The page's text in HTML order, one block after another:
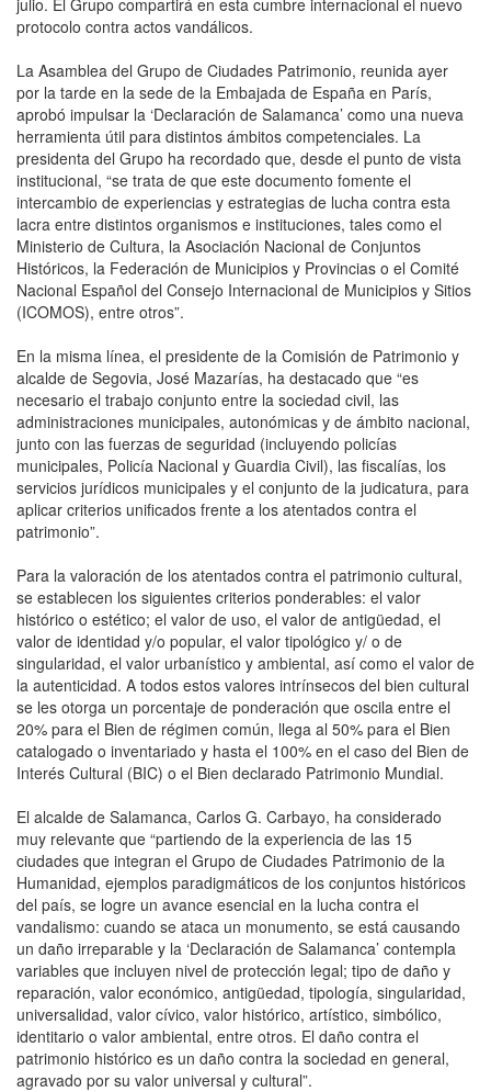
protocolo contra actos vandálicos.
La Asamblea del Grupo de Ciudades Patrimonio, reunida ayer
por la tarde en la sede de la Embajada de España en París,
aprobó impulsar la ‘Declaración de Salamanca’ como una nueva
herramienta útil para distintos ámbitos competenciales. La
presidenta del Grupo ha recordado que, desde el punto de vista
institucional, “se trata de que este documento fomente el
intercambio de experiencias y estrategias de lucha contra esta
lacra entre distintos organismos e instituciones, tales como el
Ministerio de Cultura, la Asociación Nacional de Conjuntos
Históricos, la Federación de Municipios y Provincias o el Comité
Nacional Español del Consejo Internacional de Municipios y Sitios
(ICOMOS), entre otros”.
En la misma línea, el presidente de la Comisión de Patrimonio y
alcalde de Segovia, José Mazarías, ha destacado que “es
necesario el trabajo conjunto entre la sociedad civil, las
administraciones municipales, autonómicas y de ámbito nacional,
junto con las fuerzas de seguridad (incluyendo policías
municipales, Policía Nacional y Guardia Civil), las fiscalías, los
servicios jurídicos municipales y el conjunto de la judicatura, para
aplicar criterios unificados frente a los atentados contra el
patrimonio”.
Para la valoración de los atentados contra el patrimonio cultural,
se establecen los siguientes criterios ponderables: el valor
histórico o estético; el valor de uso, el valor de antigüedad, el
valor de identidad y/o popular, el valor tipológico y/ o de
singularidad, el valor urbanístico y ambiental, así como el valor de
la autenticidad. A todos estos valores intrínsecos del bien cultural
se les otorga un porcentaje de ponderación que oscila entre el
20% para el Bien de régimen común, llega al 50% para el Bien
catalogado o inventariado y hasta el 100% en el caso del Bien de
Interés Cultural (BIC) o el Bien declarado Patrimonio Mundial.
El alcalde de Salamanca, Carlos G. Carbayo, ha considerado
muy relevante que “partiendo de la experiencia de las 15
ciudades que integran el Grupo de Ciudades Patrimonio de la
Humanidad, ejemplos paradigmáticos de los conjuntos históricos
del país, se logre un avance esencial en la lucha contra el
vandalismo: cuando se ataca un monumento, se está causando
un daño irreparable y la ‘Declaración de Salamanca’ contempla
variables que incluyen nivel de protección legal; tipo de daño y
reparación, valor económico, antigüedad, tipología, singularidad,
universalidad, valor cívico, valor histórico, artístico, simbólico,
identitario o valor ambiental, entre otros. El daño contra el
patrimonio histórico es un daño contra la sociedad en general,
agravado por su valor universal y cultural”.